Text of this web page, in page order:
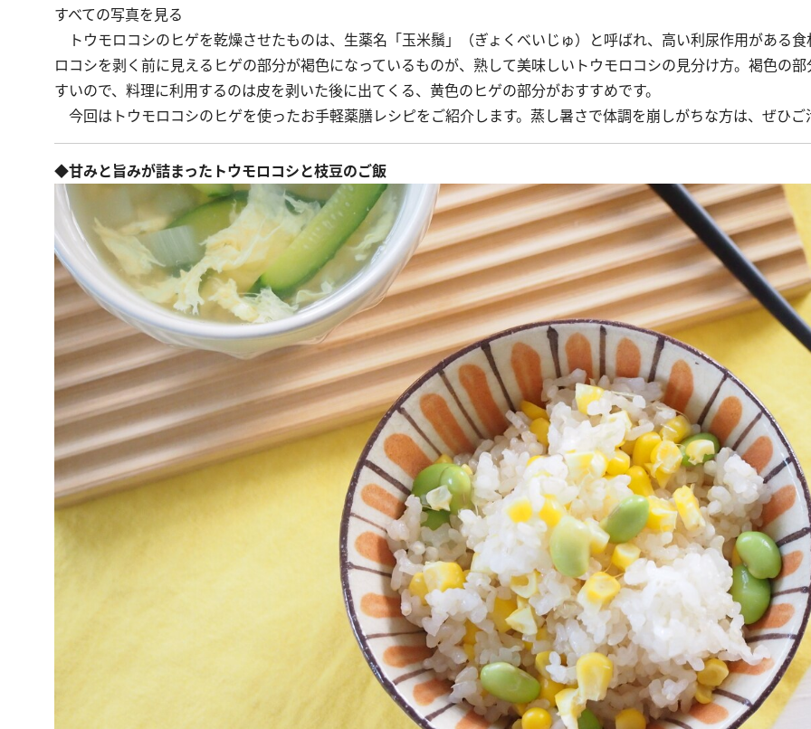
すべての写真を見る
トウモロコシのヒゲを乾燥させたものは、生薬名「玉米鬚」（ぎょくべいじゅ）と呼ばれ、高い利尿作用がある食
ロコシを剥く前に見えるヒゲの部分が褐色になっているものが、熟して美味しいトウモロコシの見分け方。褐色の
すいので、料理に利用するのは皮を剥いた後に出てくる、黄色のヒゲの部分がおすすめです。
今回はトウモロコシのヒゲを使ったお手軽薬膳レシピをご紹介します。蒸し暑さで体調を崩しがちな方は、ぜひご
◆甘みと旨みが詰まったトウモロコシと枝豆のご飯